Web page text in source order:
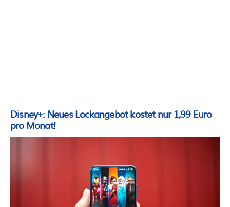
Disney+: Neues Lockangebot kostet nur 1,99 Euro
pro Monat!